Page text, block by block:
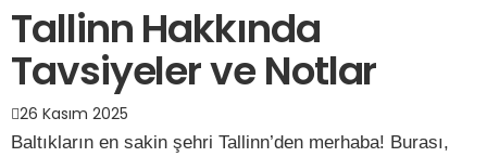
Tallinn Hakkında
Tavsiyeler ve Notlar
26 Kasım 2025
Baltıkların en sakin şehri Tallinn’den merhaba! Burası,